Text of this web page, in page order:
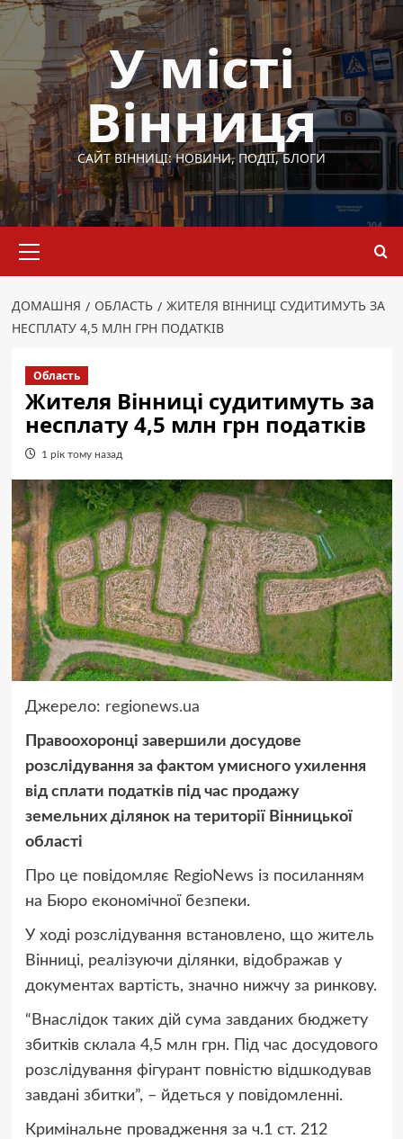
Перейти
до
вмісту
У місті
Вінниця
САЙТ ВІННИЦІ: НОВИНИ, ПОДІЇ, БЛОГИ
меню
ДОМАШНЯ ОБЛАСТЬ
ЖИТЕЛЯ ВІННИЦІ СУДИТИМУТЬ ЗА
НЕСПЛАТУ 4,5 МЛН ГРН ПОДАТКІВ
Область
Жителя Вінниці судитимуть за
несплату 4,5 млн грн податків
1 рік тому назад
Джерело: regionews.ua
Правоохоронці завершили досудове
розслідування за фактом умисного ухилення
від сплати податків під час продажу
земельних ділянок на території Вінницької
області
Про це повідомляє RegioNews із посиланням
на Бюро економічної безпеки.
У ході розслідування встановлено, що житель
Вінниці, реалізуючи ділянки, відображав у
документах вартість, значно нижчу за ринкову.
“Внаслідок таких дій сума завданих бюджету
збитків склала 4,5 млн грн. Під час досудового
розслідування фігурант повністю відшкодував
завдані збитки”, – йдеться у повідомленні.
Кримінальне провадження за ч.1 ст. 212